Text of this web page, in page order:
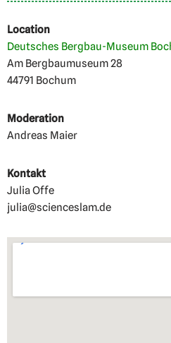
Location
Deutsches Bergbau-Museum
Am Bergbaumuseum 28
44791 Bochum
Moderation
Andreas Maier
Kontakt
Julia Offe
julia@scienceslam.de